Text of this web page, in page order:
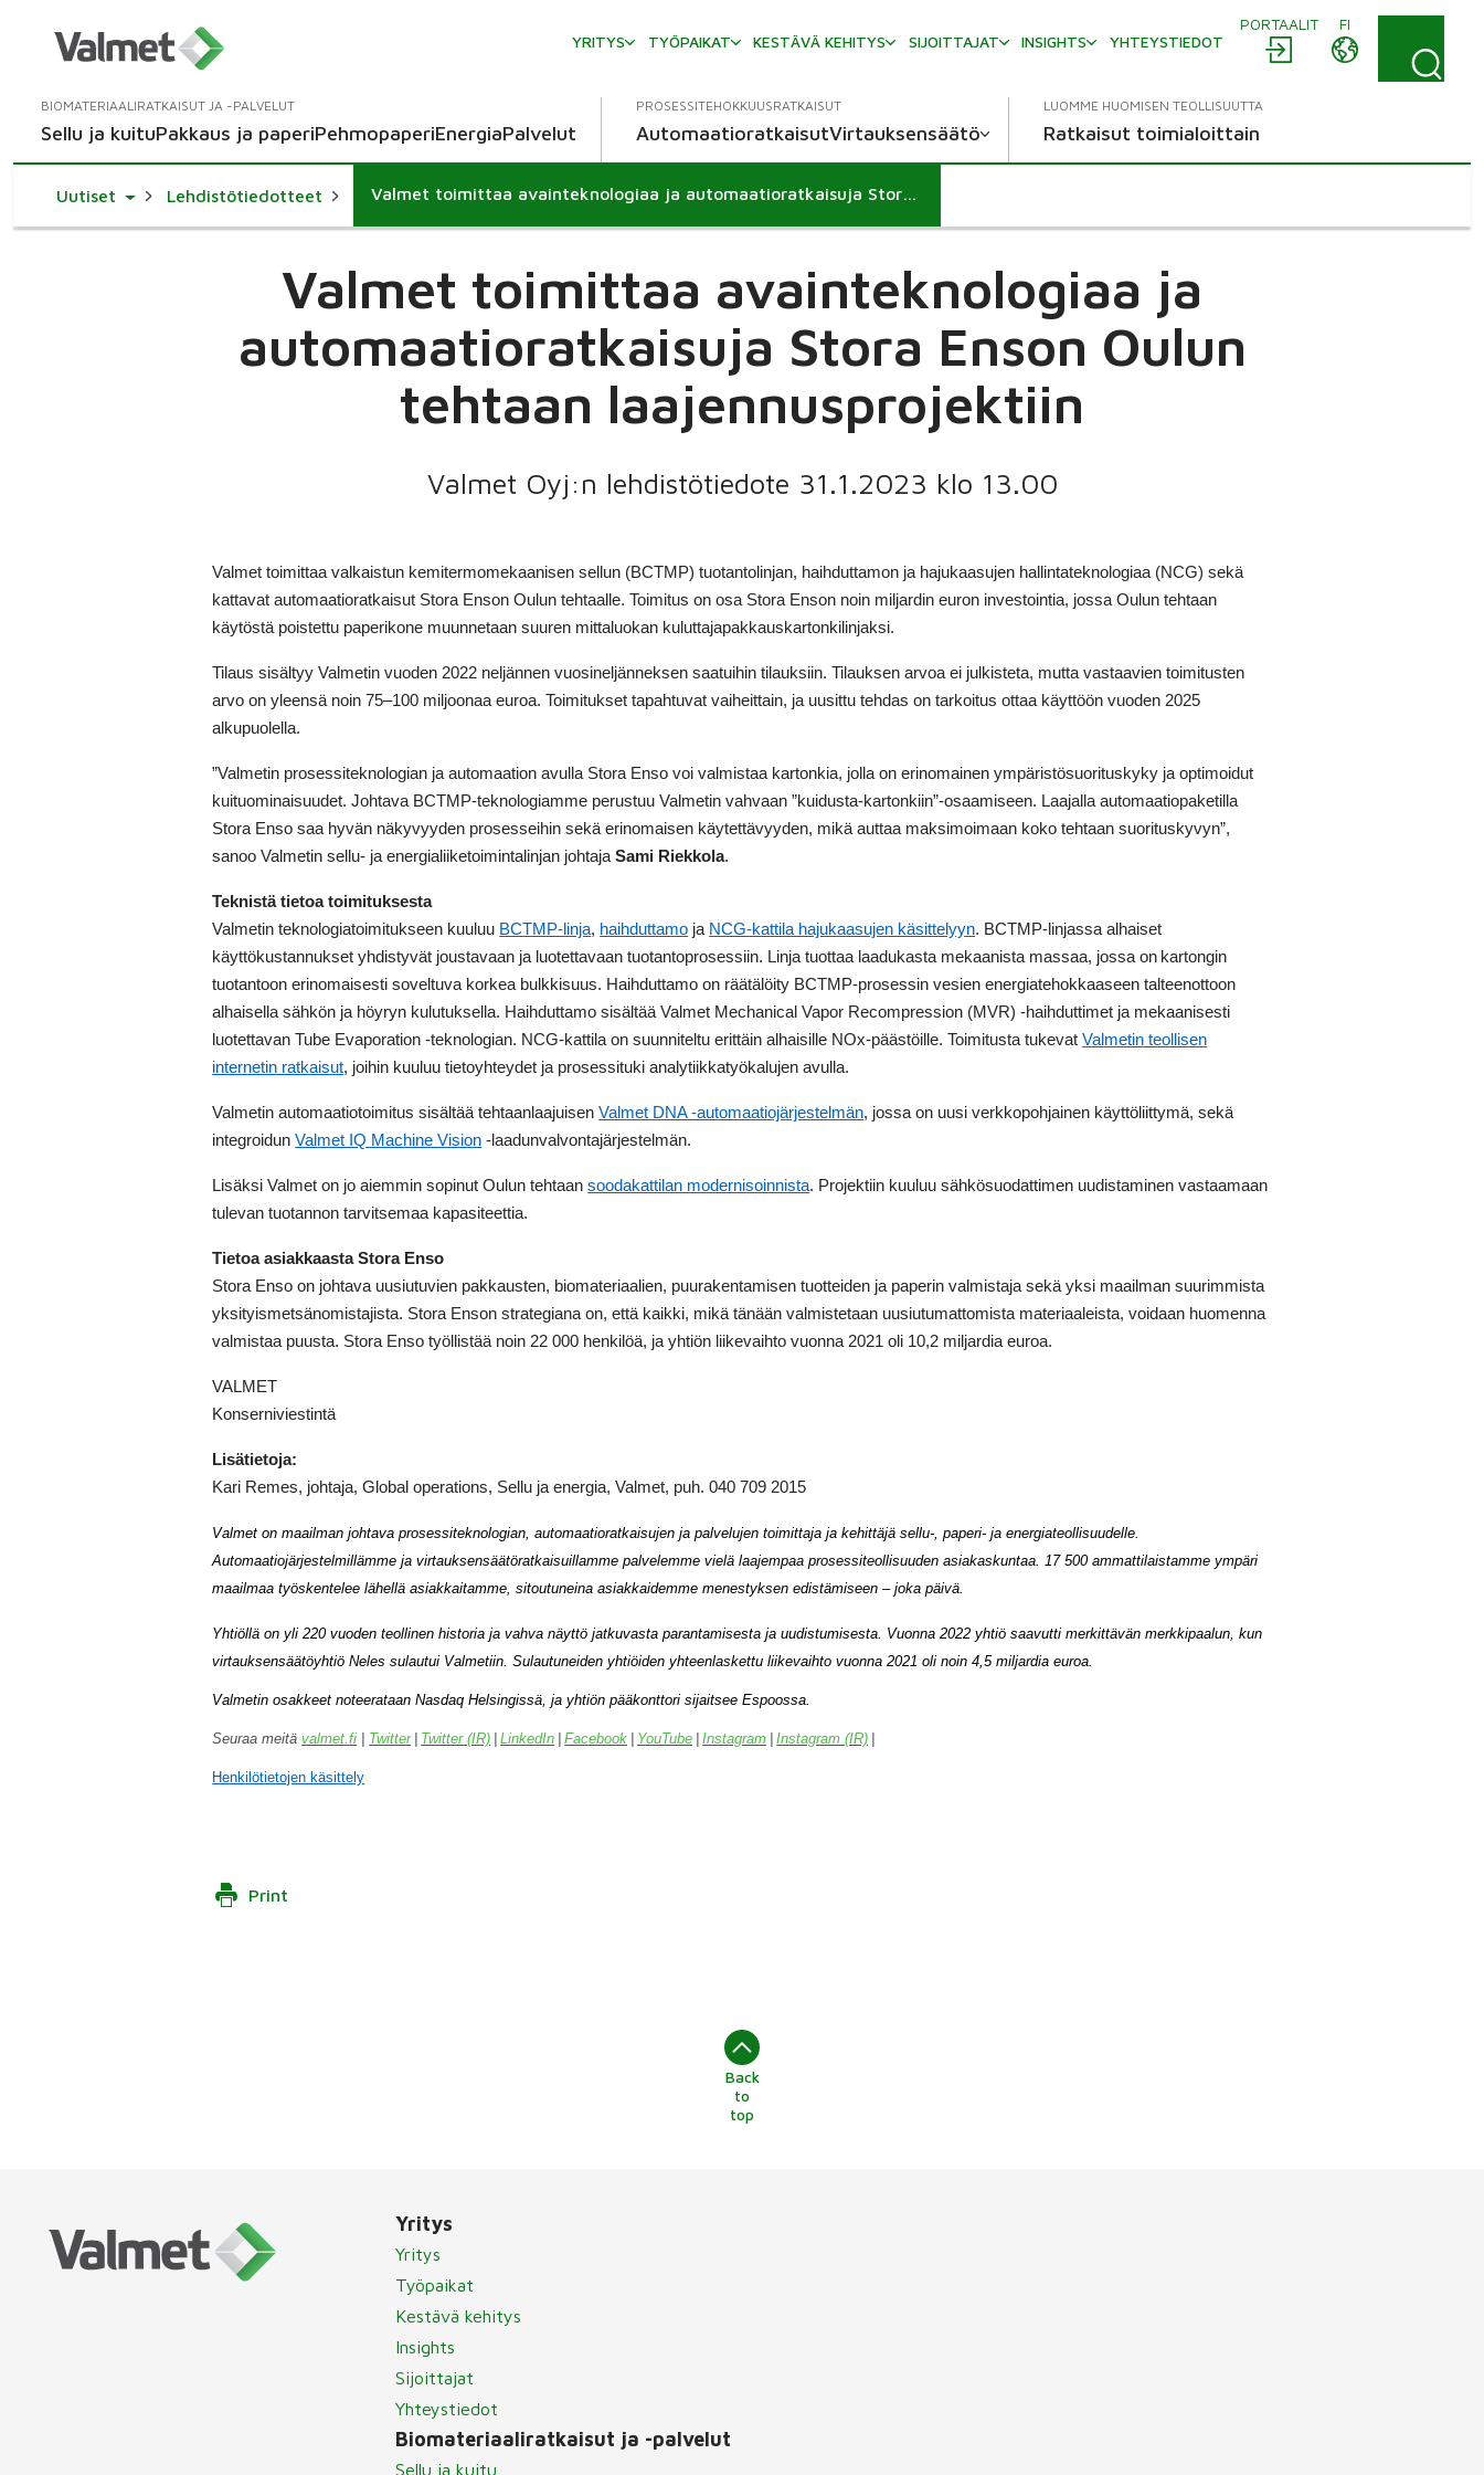
PORTAALIT
FI
YRITYS
TYÖPAIKAT KESTÄVÄ KEHITYS SIJOITTAJAT INSIGHTS YHTEYSTIEDOT
BIOMATERIAALIRATKAISUT JA -PALVELUT
Sellu ja kuituPakkaus ja paperiPehmopaperiEnergiaPalvelut
PROSESSITEHOKKUUSRATKAISUT
AutomaatioratkaisutVirtauksensäätö
LUOMME HUOMISEN TEOLLISUUTTA
Ratkaisut toimialoittain
Uutiset Toggle Dropdown
Lehdistötiedotteet Valmet toimittaa avainteknologiaa ja automaatioratkaisuja Stora Enson Oulun tehtaan laajennusprojektiin
Valmet toimittaa avainteknologiaa ja
automaatioratkaisuja Stora Enson Oulun
tehtaan laajennusprojektiin
Valmet Oyj:n lehdistötiedote 31.1.2023 klo 13.00
Valmet toimittaa valkaistun kemitermomekaanisen sellun (BCTMP) tuotantolinjan, haihduttamon ja hajukaasujen hallintateknologiaa (NCG) sekä
kattavat automaatioratkaisut Stora Enson Oulun tehtaalle. Toimitus on osa Stora Enson noin miljardin euron investointia, jossa Oulun tehtaan
käytöstä poistettu paperikone muunnetaan suuren mittaluokan kuluttajapakkauskartonkilinjaksi.
Tilaus sisältyy Valmetin vuoden 2022 neljännen vuosineljänneksen saatuihin tilauksiin. Tilauksen arvoa ei julkisteta, mutta vastaavien toimitusten
arvo on yleensä noin 75–100 miljoonaa euroa. Toimitukset tapahtuvat vaiheittain, ja uusittu tehdas on tarkoitus ottaa käyttöön vuoden 2025
alkupuolella.
”Valmetin prosessiteknologian ja automaation avulla Stora Enso voi valmistaa kartonkia, jolla on erinomainen ympäristösuorituskyky ja optimoidut
kuituominaisuudet. Johtava BCTMP-teknologiamme perustuu Valmetin vahvaan ”kuidusta-kartonkiin”-osaamiseen. Laajalla automaatiopaketilla
Stora Enso saa hyvän näkyvyyden prosesseihin sekä erinomaisen käytettävyyden, mikä auttaa maksimoimaan koko tehtaan suorituskyvyn”,
sanoo Valmetin sellu- ja energialiiketoimintalinjan johtajaSami Riekkola.
Teknistä tietoa toimituksesta
Valmetin teknologiatoimitukseen kuuluu BCTMP-linja, haihduttamo ja NCG-kattila hajukaasujen käsittelyyn. BCTMP-linjassa alhaiset
käyttökustannukset yhdistyvät joustavaan ja luotettavaan tuotantoprosessiin. Linja tuottaa laadukasta mekaanista massaa, jossa on kartongin
tuotantoon erinomaisesti soveltuva korkea bulkkisuus. Haihduttamo on räätälöity BCTMP-prosessin vesien energiatehokkaaseen talteenottoon
alhaisella sähkön ja höyryn kulutuksella. Haihduttamo sisältää Valmet Mechanical Vapor Recompression (MVR) -haihduttimet ja mekaanisesti
luotettavan Tube Evaporation -teknologian. NCG-kattila on suunniteltu erittäin alhaisille NOx-päästöille. Toimitusta tukevatValmetin teollisen
internetin ratkaisut, joihin kuuluu tietoyhteydet ja prosessituki analytiikkatyökalujen avulla.
Valmetin automaatiotoimitus sisältää tehtaanlaajuisenValmet DNA -automaatiojärjestelmän, jossa on uusi verkkopohjainen käyttöliittymä, sekä
integroidunValmet IQ Machine Vision -laadunvalvontajärjestelmän.
Lisäksi Valmet on jo aiemmin sopinut Oulun tehtaansoodakattilan modernisoinnista. Projektiin kuuluu sähkösuodattimen uudistaminen vastaamaan
tulevan tuotannon tarvitsemaa kapasiteettia.
Tietoa asiakkaasta Stora Enso
Stora Enso on johtava uusiutuvien pakkausten, biomateriaalien, puurakentamisen tuotteiden ja paperin valmistaja sekä yksi maailman suurimmista
yksityismetsänomistajista. Stora Enson strategiana on, että kaikki, mikä tänään valmistetaan uusiutumattomista materiaaleista, voidaan huomenna
valmistaa puusta. Stora Enso työllistää noin 22 000 henkilöä, ja yhtiön liikevaihto vuonna 2021 oli 10,2 miljardia euroa.
VALMET
Konserniviestintä
Lisätietoja:
Kari Remes, johtaja, Global operations, Sellu ja energia, Valmet, puh. 040 709 2015
Valmet on maailman johtava prosessiteknologian, automaatioratkaisujen ja palvelujen toimittaja ja kehittäjä sellu-, paperi- ja energiateollisuudelle.
Automaatiojärjestelmillämme ja virtauksensäätöratkaisuillamme palvelemme vielä laajempaa prosessiteollisuuden asiakaskuntaa.
17 500 ammattilaistamme ympäri
maailmaa työskentelee lähellä asiakkaitamme, sitoutuneina asiakkaidemme menestyksen edistämiseen – joka päivä.
Yhtiöllä on yli 220 vuoden teollinen historia ja vahva näyttö jatkuvasta parantamisesta ja uudistumisesta. Vuonna 2022 yhtiö saavutti merkittävän merkkipaalun, kun
virtauksensäätöyhtiö Neles sulautui Valmetiin. Sulautuneiden yhtiöiden yhteenlaskettu liikevaihto vuonna 2021 oli noin 4,5 miljardia euroa.
Valmetin osakkeet noteerataan Nasdaq Helsingissä, ja yhtiön pääkonttori sijaitsee Espoossa.
Seuraa meitävalmet.fi | Twitter | Twitter (IR) |LinkedIn |Facebook | YouTube |Instagram |Instagram (IR) |
Henkilötietojen käsittely
Print
Back
to
top
Yritys
Yritys
Työpaikat
Kestävä kehitys
Insights
Sijoittajat
Yhteystiedot
Biomateriaaliratkaisut ja -palvelut
Sellu ja kuitu